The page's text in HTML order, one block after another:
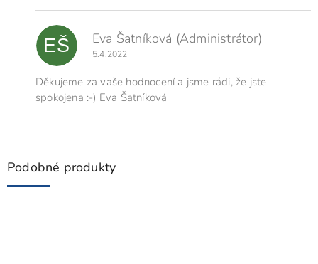
EŠ Eva Šatníková (Administrátor)
5.4.2022
Děkujeme za vaše hodnocení a jsme rádi, že jste
spokojena :-) Eva Šatníková
Podobné produkty